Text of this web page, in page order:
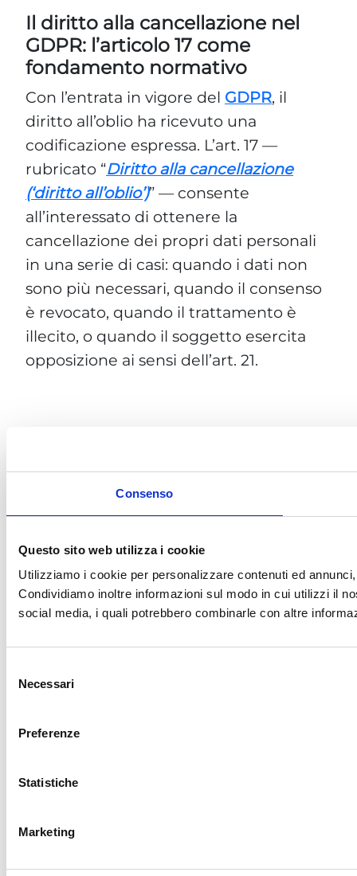
Consenso
Questo sito web utilizza i cookie
Utilizziamo i cookie per personalizzare contenuti ed
Condividiamo inoltre informazioni sul modo in cui utilizzi il
social media, i quali potrebbero combinarle con altre
delNecessari
Preferenze
Statistiche
Marketing
Il diritto alla cancellazione nel
GDPR: l’articolo 17 come
fondamento normativo
Con l’entrata in vigore del GDPR, il
diritto all’oblio ha ricevuto una
codificazione espressa. L’art. 17 —
rubricato “Diritto alla cancellazione
(‘diritto all’oblio’)” — consente
all’interessato di ottenere la
cancellazione dei propri dati personali
in una serie di casi: quando i dati non
sono più necessari, quando il consenso
è revocato, quando il trattamento è
illecito, o quando il soggetto esercita
opposizione ai sensi dell’art. 21.